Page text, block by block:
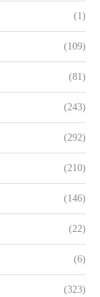
(1)
(109)
(81)
(243)
(292)
(210)
(146)
(22)
(6)
(323)